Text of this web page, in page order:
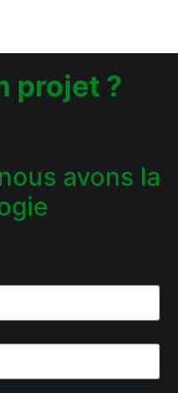
projet ?
avons la